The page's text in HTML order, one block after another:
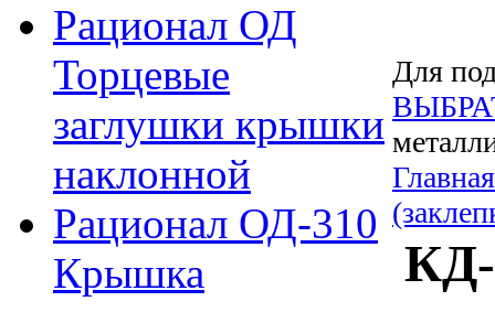
Рационал ОД
Торцевые
заглушки крышки
наклонной
Рационал ОД-310
Крышка
Для
Главная
КД-